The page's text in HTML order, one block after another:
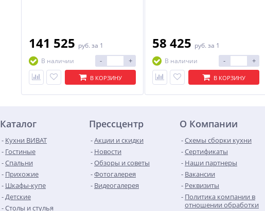
141 525 руб. за 1
В наличии
- +
В КОРЗИНУ
58 425 руб. за 1
В наличии
- +
В КОРЗИНУ
Каталог
Кухни ВИВАТ
Гостиные
Спальни
Прихожие
Шкафы-купе
Детские
Столы и стулья
Прессцентр
Акции и скидки
Новости
Обзоры и советы
Фотогалерея
Видеогалерея
О Компании
Схемы сборки кухни
Сертификаты
Наши партнеры
Вакансии
Реквизиты
Политика компании в
отношении обработки